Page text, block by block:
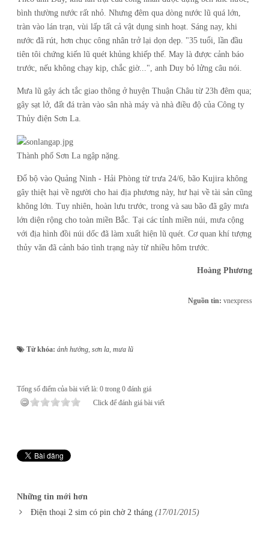
bình thường nước rất nhỏ. Nhưng đêm qua dòng nước lũ quá lớn,
tràn vào lán trạn, vùi lấp tất cả vật dụng sinh hoạt. Sáng nay, khi
nước đã rút, hơn chục công nhân trở lại dọn dẹp. "35 tuổi, lần đầu
tiên tôi chứng kiến lũ quét khủng khiếp thế. May là được cảnh báo
trước, nếu không chạy kịp, chắc giờ...", anh Duy bỏ lửng câu nói.
Mưa lũ gây ách tắc giao thông ở huyện Thuận Châu từ 23h đêm qua;
gây sạt lở, đất đá tràn vào sân nhà máy và nhà điều độ của Công ty
Thủy điện Sơn La.
Thành phố Sơn La ngập nặng.
Đổ bộ vào Quảng Ninh - Hải Phòng từ trưa 24/6, bão Kujira không
gây thiệt hại về người cho hai địa phương này, hư hại về tài sản cũng
không lớn. Tuy nhiên, hoàn lưu trước, trong và sau bão đã gây mưa
lớn diện rộng cho toàn miền Bắc. Tại các tỉnh miền núi, mưa cộng
với địa hình đồi núi dốc đã làm xuất hiện lũ quét. Cơ quan khí tượng
thủy văn đã cảnh báo tình trạng này từ nhiều hôm trước.
Hoàng Phương
Nguồn tin: vnexpress
Từ khóa: ảnh hưởng, sơn la, mưa lũ
Tổng số điểm của bài viết là: 0 trong 0 đánh giá
Click để đánh giá bài viết
Những tin mới hơn
Điện thoại 2 sim có pin chờ 2 tháng (17/01/2015)